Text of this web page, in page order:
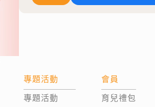
專題活動
專題活動
會員
育兒禮包